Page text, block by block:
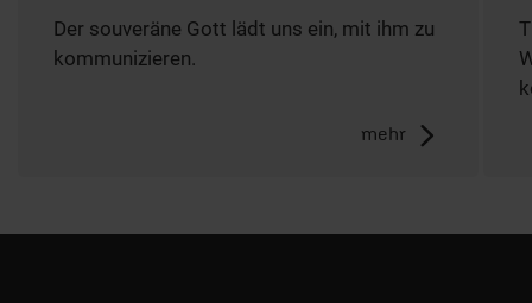
Der souveräne Gott lädt uns ein, mit ihm zu
kommunizieren.
mehr